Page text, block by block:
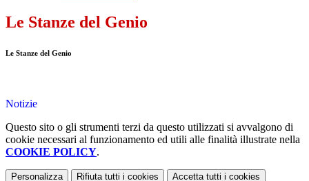
Le Stanze del Genio
Le Stanze del Genio
Notizie
Questo sito o gli strumenti terzi da questo utilizzati si avvalgono di
cookie necessari al funzionamento ed utili alle finalità illustrate nella
COOKIE POLICY.
Personalizza Rifiuta tutti i cookies Accetta tutti i cookies